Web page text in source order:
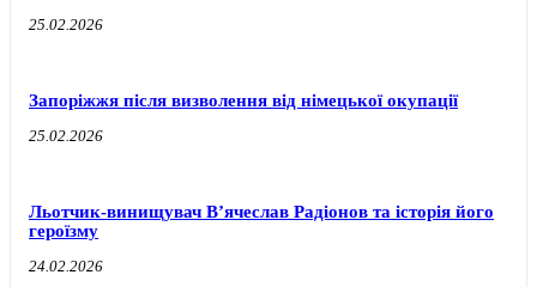
25.02.2026
Запоріжжя після визволення від німецької окупації
25.02.2026
Льотчик-винищувач В’ячеслав Радіонов та історія його
героїзму
24.02.2026